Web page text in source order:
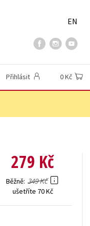
EN
Přihlásit 0 Kč
279 Kč
Běžně 349 Kč
ušetříte 70 Kč